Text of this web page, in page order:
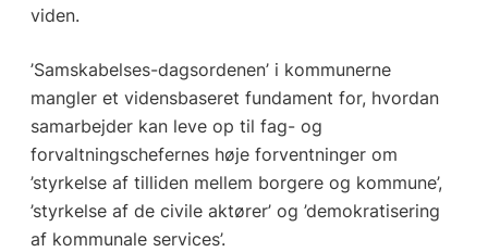
viden.
’Samskabelses-dagsordenen’ i kommunerne
mangler et vidensbaseret fundament for, hvordan
samarbejder kan leve op til fag- og
forvaltningschefernes høje forventninger om
’styrkelse af tilliden mellem borgere og kommune’,
’styrkelse af de civile aktører’ og ’demokratisering
af kommunale services’.